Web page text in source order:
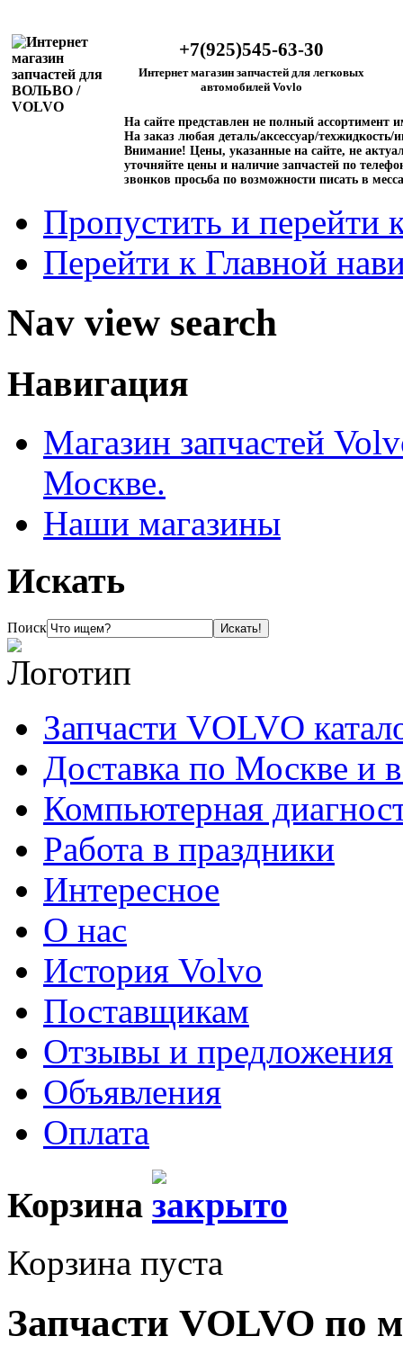
+7(925)545-63-30
Интернет магазин запчастей для легковых
автомобилей Vovlo
На сайте представлен не полный ассортимент
На заказ любая деталь/аксессуар/техжидкость/
Внимание! Цены, указанные на сайте, не
уточняйте цены и наличие запчастей по
звонков просьба по возможности писать в
Пропустить и перейти
Перейти к Главной
Nav view search
Навигация
Магазин запчастей
Москве.
Наши магазины
Искать
Поиск
Запчасти VOLVO
Доставка по Москве и
Компьютерная
Работа в праздники
Интересное
О нас
История Volvo
Поставщикам
Отзывы и предложения
Объявления
Оплата
Корзина
Корзина пуста
Запчасти VOLVO по